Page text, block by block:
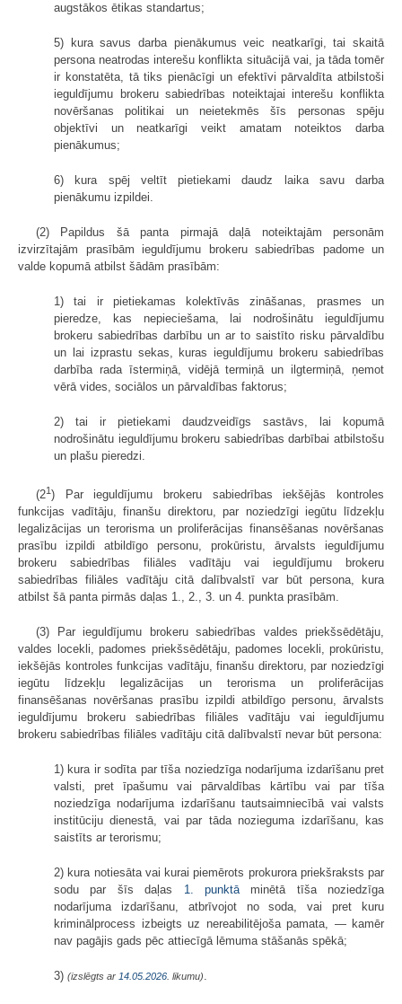
augstākos ētikas standartus;
5) kura savus darba pienākumus veic neatkarīgi, tai skaitā
persona neatrodas interešu konflikta situācijā vai, ja tāda tomēr
ir konstatēta, tā tiks pienācīgi un efektīvi pārvaldīta atbilstoši
ieguldījumu brokeru sabiedrības noteiktajai interešu konflikta
novēršanas politikai un neietekmēs šīs personas spēju
objektīvi un neatkarīgi veikt amatam noteiktos darba
pienākumus;
6) kura spēj veltīt pietiekami daudz laika savu darba
pienākumu izpildei.
(2) Papildus šā panta pirmajā daļā noteiktajām personām
izvirzītajām prasībām ieguldījumu brokeru sabiedrības padome un
valde kopumā atbilst šādām prasībām:
1) tai ir pietiekamas kolektīvās zināšanas, prasmes un
pieredze, kas nepieciešama, lai nodrošinātu ieguldījumu
brokeru sabiedrības darbību un ar to saistīto risku pārvaldību
un lai izprastu sekas, kuras ieguldījumu brokeru sabiedrības
darbība rada īstermiņā, vidējā termiņā un ilgtermiņā, ņemot
vērā vides, sociālos un pārvaldības faktorus;
2) tai ir pietiekami daudzveidīgs sastāvs, lai kopumā
nodrošinātu ieguldījumu brokeru sabiedrības darbībai atbilstošu
un plašu pieredzi.
(21) Par ieguldījumu brokeru sabiedrības iekšējās kontroles
funkcijas vadītāju, finanšu direktoru, par noziedzīgi iegūtu līdzekļu
legalizācijas un terorisma un proliferācijas finansēšanas novēršanas
prasību izpildi atbildīgo personu, prokūristu, ārvalsts ieguldījumu
brokeru sabiedrības filiāles vadītāju vai ieguldījumu brokeru
sabiedrības filiāles vadītāju citā dalībvalstī var būt persona, kura
atbilst šā panta pirmās daļas 1., 2., 3. un 4. punkta prasībām.
(3) Par ieguldījumu brokeru sabiedrības valdes priekšsēdētāju,
valdes locekli, padomes priekšsēdētāju, padomes locekli, prokūristu,
iekšējās kontroles funkcijas vadītāju, finanšu direktoru, par noziedzīgi
iegūtu līdzekļu legalizācijas un terorisma un proliferācijas
finansēšanas novēršanas prasību izpildi atbildīgo personu, ārvalsts
ieguldījumu brokeru sabiedrības filiāles vadītāju vai ieguldījumu
brokeru sabiedrības filiāles vadītāju citā dalībvalstī nevar būt persona:
1) kura ir sodīta par tīša noziedzīga nodarījuma izdarīšanu pret
valsti, pret īpašumu vai pārvaldības kārtību vai par tīša
noziedzīga nodarījuma izdarīšanu tautsaimniecībā vai valsts
institūciju dienestā, vai par tāda nozieguma izdarīšanu, kas
saistīts ar terorismu;
2) kura notiesāta vai kurai piemērots prokurora priekšraksts par
sodu par šīs daļas 1. punktāminētā tīša noziedzīga
nodarījuma izdarīšanu, atbrīvojot no soda, vai pret kuru
kriminālprocess izbeigts uz nereabilitējoša pamata, — kamēr
nav pagājis gads pēc attiecīgā lēmuma stāšanās spēkā;
3) (izslēgts ar 14.05.2026 . likumu).